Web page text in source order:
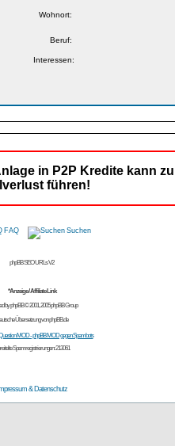
Wohnort:
Beruf:
Interessen:
in P2P Kredite kann
führen!
FAQ Suchen
phpBB SEO URLs V2
*Anzeige / Affiliate Link
byphpBB© 2001, 2005 phpBB Group
Übersetzung vonphpBB.de
Spamregistrierungen: 213061
& Datenschutz